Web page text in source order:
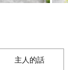
主人的話